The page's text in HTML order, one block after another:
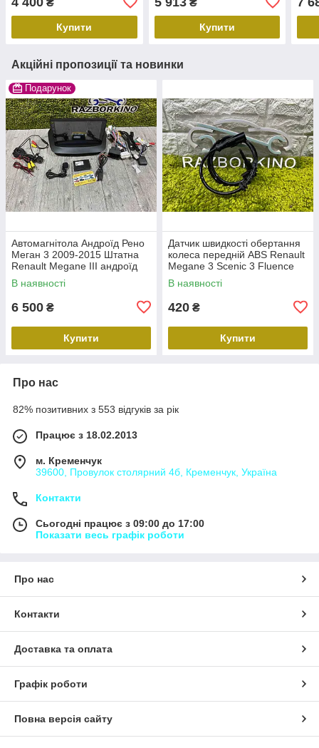
850B20015R
Купити
парктронік 850B26748R
Купити
Акційні пропозиції та новинки
Подарунок
Автомагнітола Андроїд Рено
Меган 3 2009-2015 Штатна
Renault Megane III андроїд
10.0 1G RAM 16Gb ROM Wi-
Fi камера
В наявності
6 500 ₴
Купити
Датчик швидкості обертання
колеса передній ABS Renault
Megane 3 Scenic 3 Fluence
Duster Датчик ABS передній
Рено Меган 3 479109155
В наявності
420 ₴
Купити
Про нас
82% позитивних з 553 відгуків за рік
Працює з 18.02.2013
м. Кременчук
39600, Провулок столярний 4б, Кременчук, Україна
Контакти
Сьогодні працює з 09:00 до 17:00
Показати весь графік роботи
Про нас
Контакти
Доставка та оплата
Графік роботи
Повна версія сайту